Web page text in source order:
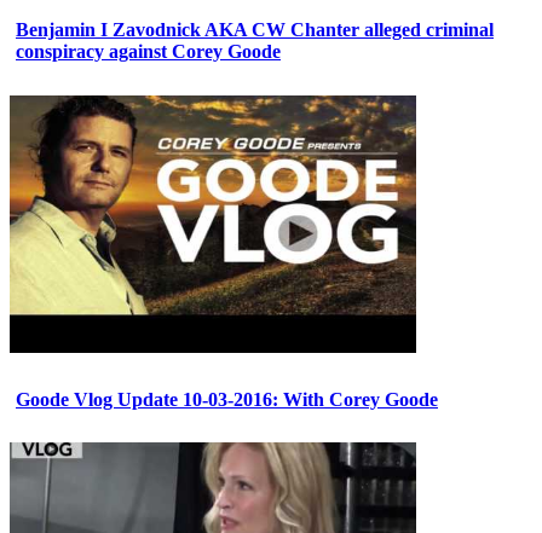
Benjamin I Zavodnick AKA CW Chanter alleged criminal
conspiracy against Corey Goode
Goode Vlog Update 10-03-2016: With Corey Goode